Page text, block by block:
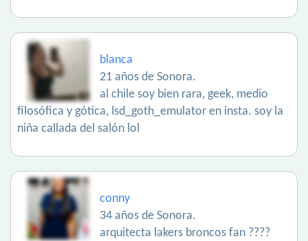
blanca
21 años de Sonora.
al chile soy bien rara, geek, medio
filosófica y gótica, lsd_goth_emulator en insta. soy la
niña callada del salón lol
conny
34 años de Sonora.
arquitecta lakers broncos fan ????